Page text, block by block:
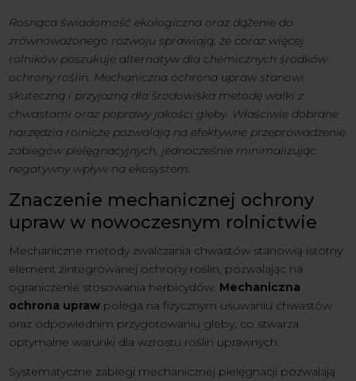
Rosnąca świadomość ekologiczna oraz dążenie do
zrównoważonego rozwoju sprawiają, że coraz więcej
rolników poszukuje alternatyw dla chemicznych środków
ochrony roślin. Mechaniczna ochrona upraw stanowi
skuteczną i przyjazną dla środowiska metodę walki z
chwastami oraz poprawy jakości gleby. Właściwie dobrane
narzędzia rolnicze pozwalają na efektywne przeprowadzenie
zabiegów pielęgnacyjnych, jednocześnie minimalizując
negatywny wpływ na ekosystem.
Znaczenie mechanicznej ochrony
upraw w nowoczesnym rolnictwie
Mechaniczne metody zwalczania chwastów stanowią istotny
element zintegrowanej ochrony roślin, pozwalając na
ograniczenie stosowania herbicydów. Mechaniczna
ochrona upraw polega na fizycznym usuwaniu chwastów
oraz odpowiednim przygotowaniu gleby, co stwarza
optymalne warunki dla wzrostu roślin uprawnych.
Systematyczne zabiegi mechanicznej pielęgnacji pozwalają